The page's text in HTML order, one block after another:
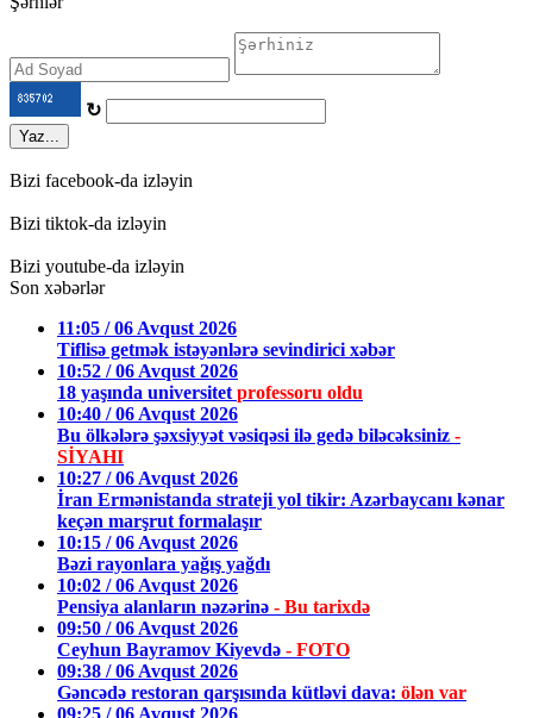
↻
Yaz...
Bizi facebook-da izləyin
Bizi tiktok-da izləyin
Bizi youtube-da izləyin
Son xəbərlər
11:05 / 06 Avqust 2026
Tiflisə getmək istəyənlərə sevindirici xəbər
10:52 / 06 Avqust 2026
18 yaşında universitet professoru oldu
10:40 / 06 Avqust 2026
Bu ölkələrə şəxsiyyət vəsiqəsi ilə gedə biləcəksiniz -
SİYAHI
10:27 / 06 Avqust 2026
İran Ermənistanda strateji yol tikir: Azərbaycanı kənar
keçən marşrut formalaşır
10:15 / 06 Avqust 2026
Bəzi rayonlara yağış yağdı
10:02 / 06 Avqust 2026
Pensiya alanların nəzərinə - Bu tarixdə
09:50 / 06 Avqust 2026
Ceyhun Bayramov Kiyevdə - FOTO
09:38 / 06 Avqust 2026
Gəncədə restoran qarşısında kütləvi dava: ölən var
09:25 / 06 Avqust 2026